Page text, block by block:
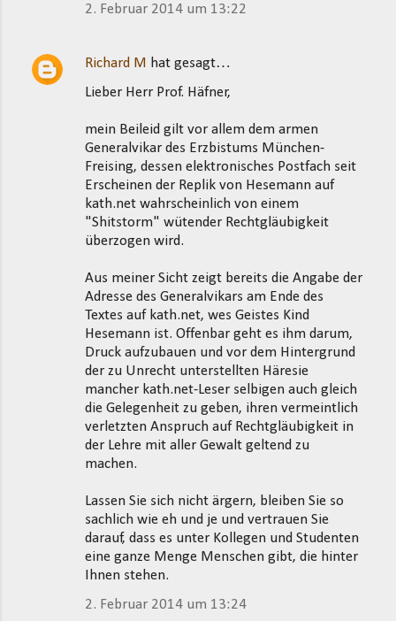
2. Februar 2014 um 13:22
Richard M hat gesagt…
Lieber Herr Prof. Häfner,
mein Beileid gilt vor allem dem armen
Generalvikar des Erzbistums München-
Freising, dessen elektronisches Postfach seit
Erscheinen der Replik von Hesemann auf
kath.net wahrscheinlich von einem
"Shitstorm" wütender Rechtgläubigkeit
überzogen wird.
Aus meiner Sicht zeigt bereits die Angabe der
Adresse des Generalvikars am Ende des
Textes auf kath.net, wes Geistes Kind
Hesemann ist. Offenbar geht es ihm darum,
Druck aufzubauen und vor dem Hintergrund
der zu Unrecht unterstellten Häresie
mancher kath.net-Leser selbigen auch gleich
die Gelegenheit zu geben, ihren vermeintlich
verletzten Anspruch auf Rechtgläubigkeit in
der Lehre mit aller Gewalt geltend zu
machen.
Lassen Sie sich nicht ärgern, bleiben Sie so
sachlich wie eh und je und vertrauen Sie
darauf, dass es unter Kollegen und Studenten
eine ganze Menge Menschen gibt, die hinter
Ihnen stehen.
2. Februar 2014 um 13:24